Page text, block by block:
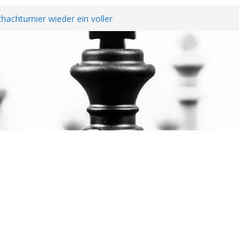
wieder ein voller
unterzeichnen Fairplay
Rheinland-Pfalz Open –
perfekt